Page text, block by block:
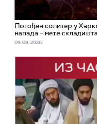
Погођен солитер у
напада – мете
09. 08. 2026.